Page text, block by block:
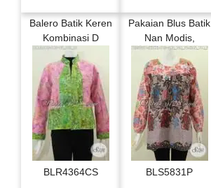
Balero Batik Keren
Kombinasi D
BLR4364CS
Pakaian Blus Batik
Nan Modis,
BLS5831P